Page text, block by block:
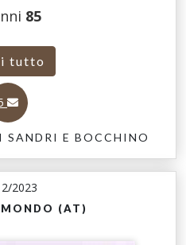
85
tutto
SANDRI E BOCCHINO
2023
(AT)